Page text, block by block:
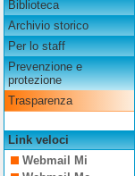
Biblioteca
Archivio storico
Per lo staff
Prevenzione e
protezione
Trasparenza
Link veloci
Webmail Mi